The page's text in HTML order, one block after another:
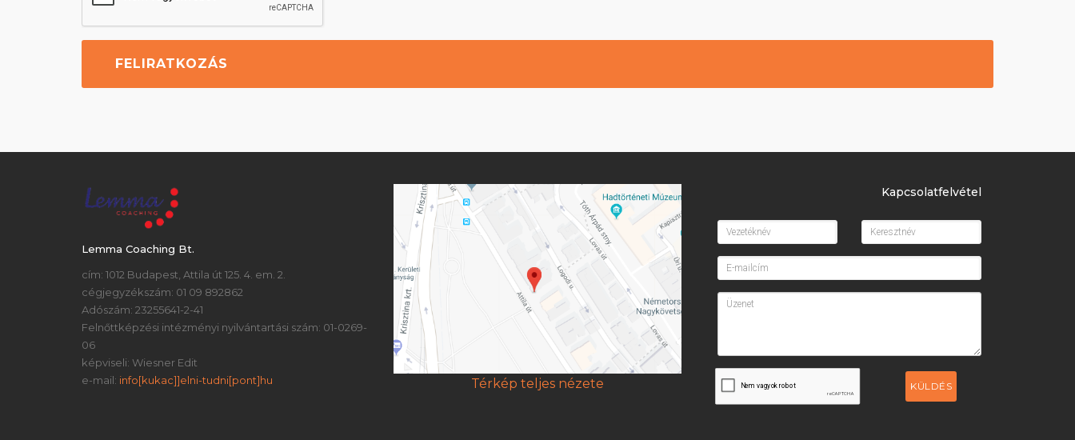
Lemma Coaching Bt.
cím: 1012 Budapest, Attila út 125. 4. em. 2.
cégjegyzékszám: 01 09 892862
Adószám: 23255641-2-41
Felnőttképzési intézményi nyilvántartási szám: 01-0269-
06
képviseli: Wiesner Edit
e-mail: info[kukac]]elni-tudni[pont]hu Térkép teljes nézete
Kapcsolatfelvétel
KÜLDÉS